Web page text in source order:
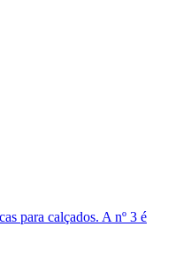
para calçados. A nº 3 é